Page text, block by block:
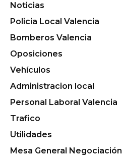
Noticias
Policia Local Valencia
Bomberos Valencia
Oposiciones
Vehículos
Administracion local
Personal Laboral Valencia
Trafico
Utilidades
Mesa General Negociación